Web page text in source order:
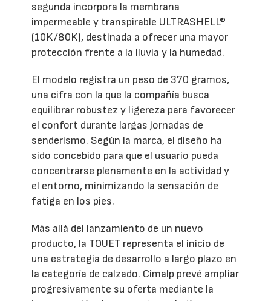
segunda incorpora la membrana
impermeable y transpirable ULTRASHELL®
(10K/80K), destinada a ofrecer una mayor
protección frente a la lluvia y la humedad.
El modelo registra un peso de 370 gramos,
una cifra con la que la compañía busca
equilibrar robustez y ligereza para favorecer
el confort durante largas jornadas de
senderismo. Según la marca, el diseño ha
sido concebido para que el usuario pueda
concentrarse plenamente en la actividad y
el entorno, minimizando la sensación de
fatiga en los pies.
Más allá del lanzamiento de un nuevo
producto, la TOUET representa el inicio de
una estrategia de desarrollo a largo plazo en
la categoría de calzado. Cimalp prevé ampliar
progresivamente su oferta mediante la